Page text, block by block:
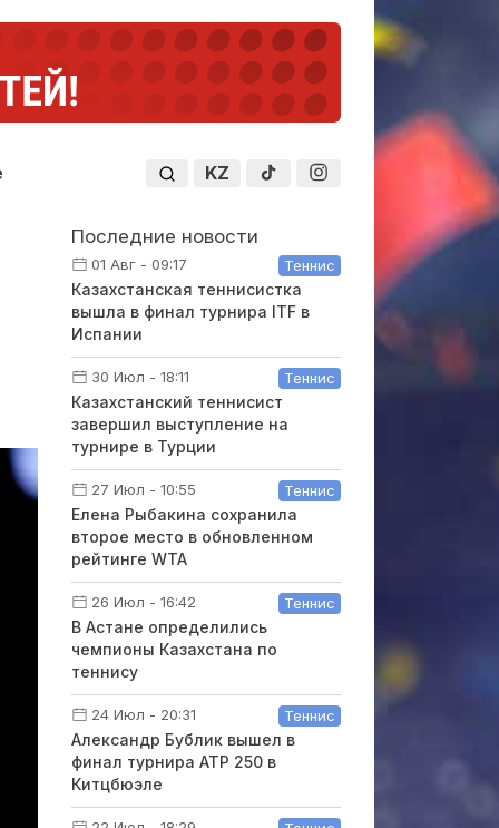
KZ
Последние новости
01 Авг - 09:17 Теннис
Казахстанская теннисистка
вышла в финал турнира ITF в
Испании
30 Июл - 18:11 Теннис
Казахстанский теннисист
завершил выступление на
турнире в Турции
27 Июл - 10:55 Теннис
Елена Рыбакина сохранила
второе место в обновленном
рейтинге WTA
26 Июл - 16:42 Теннис
В Астане определились
чемпионы Казахстана по
теннису
24 Июл - 20:31 Теннис
Александр Бублик вышел в
финал турнира ATP 250 в
Китцбюэле